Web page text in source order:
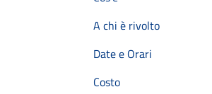
A chi è rivolto
Date e Orari
Costo